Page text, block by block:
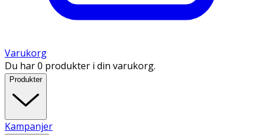
Varukorg
Du har 0 produkter i din varukorg.
Produkter
Kampanjer